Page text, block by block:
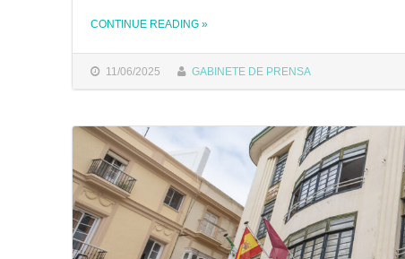
11/06/2025 GABINETE DE PRENSA
CONTINUE READING »